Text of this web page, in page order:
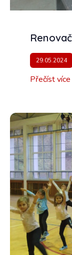
29.05.2024
Přečíst více